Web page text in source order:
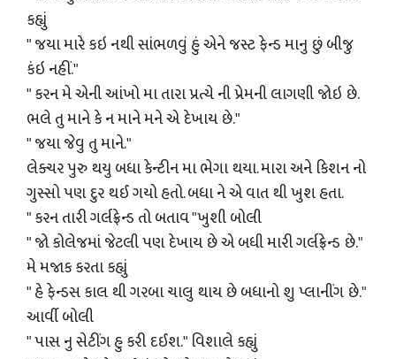
કહ્યું
" જયા મારે કઇ નથી સાંભળવું હું એને જસ્ટ ફેન્ડ માનુ છું બીજુ
કંઇ નહીં."
" કરન મે એની આંખો મા તારા પ્રત્યે ની પ્રેમની લાગણી જોઇ છે.
ભલે તુ માને કે ન માને મને એ દેખાય છે."
" જયા જેવુ તુ માને."
લેક્ચર પુરુ થયુ બધા કેન્ટીન મા ભેગા થયા. મારા અને કિશન નો
ગુસ્સો પણ દુર થઈ ગયો હતો. બધા ને એ વાત થી ખુશ હતા.
" કરન તારી ગર્લફ્રેન્ડ તો બતાવ "ખુશી બોલી
" જો કોલેજમાં જેટલી પણ દેખાય છે એ બધી મારી ગર્લફ્રેન્ડ છે."
મે મજાક કરતા કહ્યું
" હે ફેન્ડસ કાલ થી ગરબા ચાલુ થાય છે બધાનો શુ પ્લાનીંગ છે."
આર્વી બોલી
" પાસ નુ સેટીંગ હુ કરી દઈશ." વિશાલે કહ્યું